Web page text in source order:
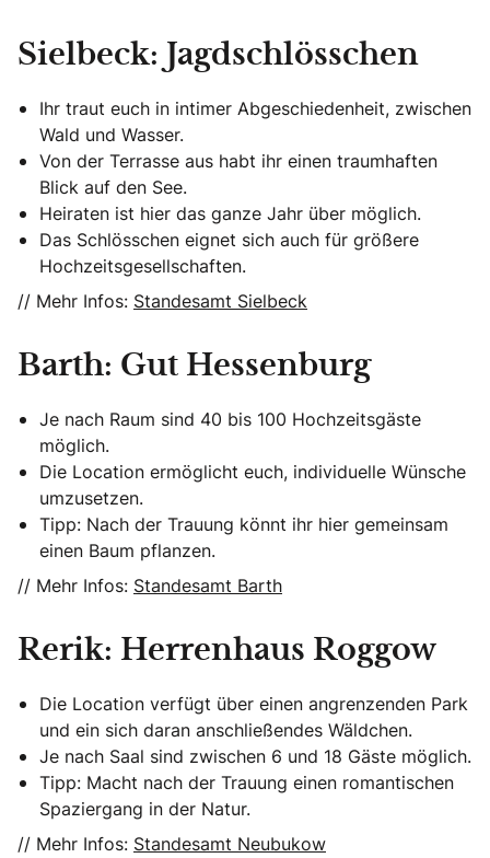
Sielbeck: Jagdschlösschen
Ihr traut euch in intimer Abgeschiedenheit, zwischen
Wald und Wasser.
Von der Terrasse aus habt ihr einen traumhaften
Blick auf den See.
Heiraten ist hier das ganze Jahr über möglich.
Das Schlösschen eignet sich auch für größere
Hochzeitsgesellschaften.
// Mehr Infos: Standesamt Sielbeck
Barth: Gut Hessenburg
Je nach Raum sind 40 bis 100 Hochzeitsgäste
möglich.
Die Location ermöglicht euch, individuelle Wünsche
umzusetzen.
Tipp: Nach der Trauung könnt ihr hier gemeinsam
einen Baum pflanzen.
// Mehr Infos: Standesamt Barth
Rerik: Herrenhaus Roggow
Die Location verfügt über einen angrenzenden Park
und ein sich daran anschließendes Wäldchen.
Je nach Saal sind zwischen 6 und 18 Gäste möglich.
Tipp: Macht nach der Trauung einen romantischen
Spaziergang in der Natur.
// Mehr Infos: Standesamt Neubukow